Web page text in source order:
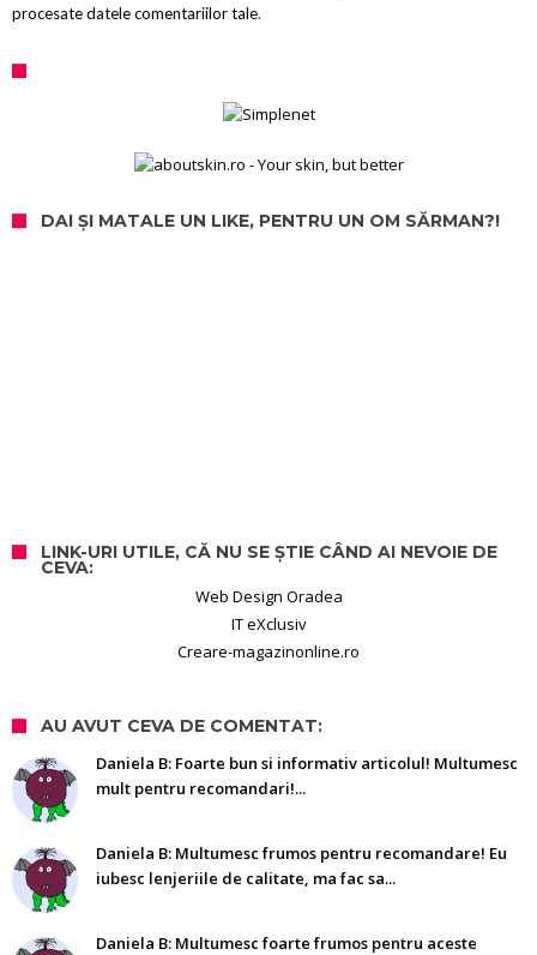
procesate datele comentariilor tale.
DAI ȘI MATALE UN LIKE, PENTRU UN OM SĂRMAN?!
LINK-URI UTILE, CĂ NU SE ȘTIE CÂND AI NEVOIE DE
CEVA:
Web Design Oradea
IT eXclusiv
Creare-magazinonline.ro
AU AVUT CEVA DE COMENTAT:
Daniela B: Foarte bun si informativ articolul! Multumesc
mult pentru recomandari!...
Daniela B: Multumesc frumos pentru recomandare! Eu
iubesc lenjeriile de calitate, ma fac sa...
Daniela B: Multumesc foarte frumos pentru aceste